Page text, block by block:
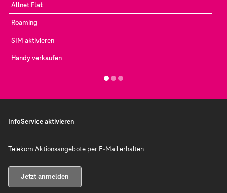
Allnet Flat
Roaming
SIM aktivieren
Handy verkaufen
InfoService aktivieren
Telekom Aktionsangebote per E-Mail erhalten
Jetzt anmelden